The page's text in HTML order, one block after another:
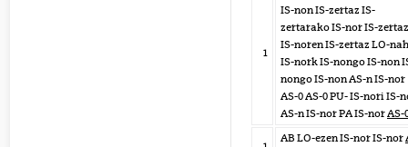
1
IS-non IS-zertaz IS-
zertarako IS-nor IS-zertaz
IS-noren IS-zertaz LO-
IS-nork IS-nongo IS-non
nongo IS-non AS-n IS-nor
AS-0 AS-0 PU- IS-nori IS-
AS-n IS-nor PA IS-norAS-
AB LO-ezen IS-nor IS-nor